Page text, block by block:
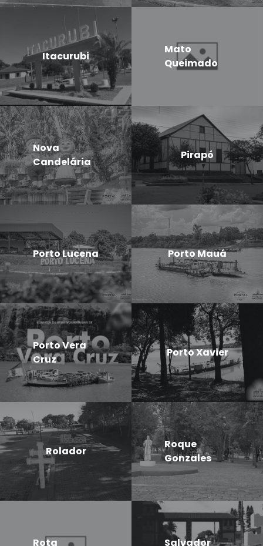
Itacurubi
Mato
Queimado
Nova
Candelária
Pirapó
Porto Lucena Porto Mauá
Porto Vera
Cruz
Porto Xavier
Rolador
Roque
Gonzales
Rota Salvador